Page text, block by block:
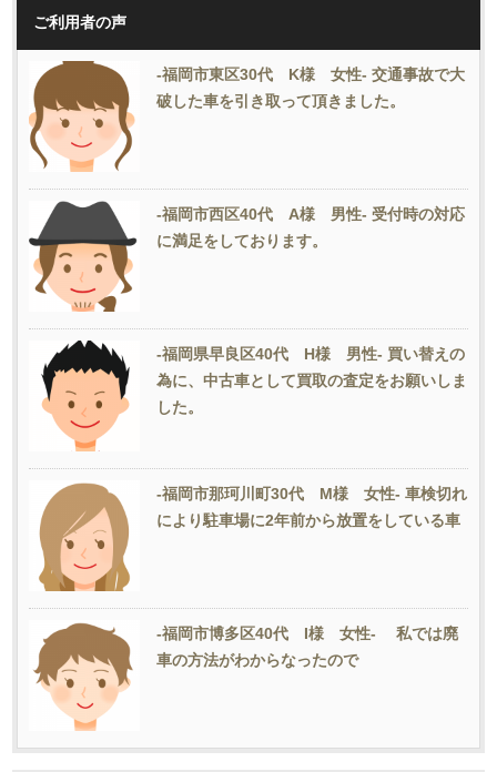
ご利用者の声
-福岡市東区30代 K様 女性- 交通事故で大
破した車を引き取って頂きました。
-福岡市西区40代 A様 男性- 受付時の対応
に満足をしております。
-福岡県早良区40代 H様 男性- 買い替えの
為に、中古車として買取の査定をお願いしま
した。
-福岡市那珂川町30代 M様 女性- 車検切れ
により駐車場に2年前から放置をしている車
-福岡市博多区40代 I様 女性- 私では廃
車の方法がわからなったので